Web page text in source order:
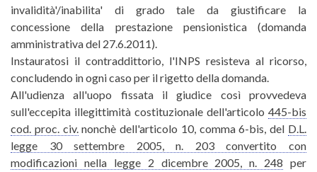
invalidità'/inabilita' di grado tale da giustificare la
concessione della prestazione pensionistica (domanda
amministrativa del 27.6.2011).
Instauratosi il contraddittorio, l'INPS resisteva al ricorso,
concludendo in ogni caso per il rigetto della domanda.
All'udienza all'uopo fissata il giudice così provvedeva
sull'eccepita illegittimità costituzionale dell'articolo 445-bis
cod. proc. civ.nonchè dell'articolo 10, comma 6-bis, del D.L.
legge 30 settembre 2005, n. 203 convertito con
modificazioni nella legge 2 dicembre 2005, n. 248 per